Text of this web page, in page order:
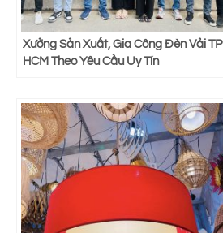
Xưởng Sản Xuất, Gia Công Đèn Vải TP
HCM Theo Yêu Cầu Uy Tín